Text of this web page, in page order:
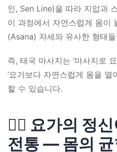
인, Sen Line)을 따라 지압과
이 과정에서 자연스럽게 몸이
(Asana) 자세와 유사한 형태
즉, 태국 마사지는 ‘마사지로
‘요가보다 자연스럽게 몸을 열
할 수 있습니다.
🧘‍♀️ 요가의 정
전통 — 몸의 균